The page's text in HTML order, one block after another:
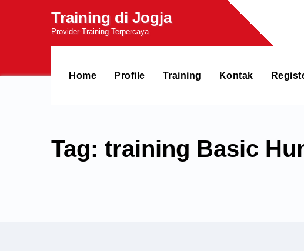
Training di Jogja
Provider Training Terpercaya
Home Profile Training Kontak
Tag: training Basic